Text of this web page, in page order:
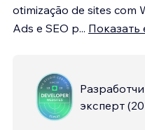
otimização de sites com
Ads e SEO p... Показать
эксперт (